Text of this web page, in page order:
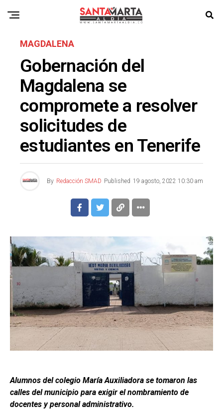
MAGDALENA
Gobernación del
Magdalena se
compromete a resolver
solicitudes de
estudiantes en Tenerife
By Redacción SMAD Published 19 agosto, 2022 10:30 am
Alumnos del colegio María Auxiliadora se tomaron las
calles del municipio para exigir el nombramiento de
docentes y personal administrativo.